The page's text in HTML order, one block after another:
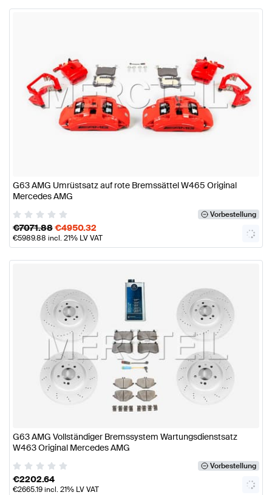
G63 AMG Umrüstsatz auf rote Bremssättel W465 Original
Mercedes AMG
Vorbestellung
€7071.88€4950.32
€5989.88 incl. 21% LV VAT
G63 AMG Vollständiger Bremssystem Wartungsdienstsatz
W463 Original Mercedes AMG
Vorbestellung
€2202.64
€2665.19incl. 21% LV VAT